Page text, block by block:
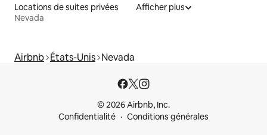
Locations de suites privées
Nevada
Afficher plus
Airbnb États-Unis Nevada
© 2026 Airbnb, Inc.
Confidentialité
Conditions générales